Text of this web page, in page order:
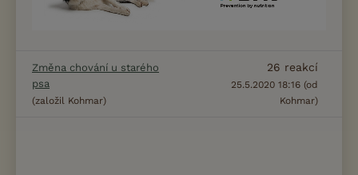
Změna chování u starého
psa
(založil Kohmar)
26 reakcí
25.5.2020 18:16 (od
Kohmar)